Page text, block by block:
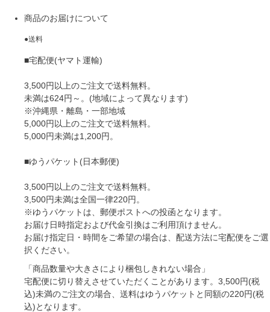
商品のお届けについて
●送料
■宅配便(ヤマト運輸)
3,500円以上のご注文で送料無料。
未満は624円～。(地域によって異なります)
※沖縄県・離島・一部地域
5,000円以上のご注文で送料無料。
5,000円未満は1,200円 。
■ゆうパケット(日本郵便)
3,500円以上のご注文で送料無料。
3,500円未満は全国一律220円。
※ゆうパケットは、郵便ポストへの投函となります。
お届け日時指定および代金引換はご利用頂けません。
お届け指定日・時間をご希望の場合は、配送方法に宅配便をご選
択ください。
「商品数量や大きさにより梱包しきれない場合」
宅配便に切り替え させていただくことがあります。3,500円(税
込)未満のご注文の場合、 送料はゆうパケットと同額の220円(税
込)となります。